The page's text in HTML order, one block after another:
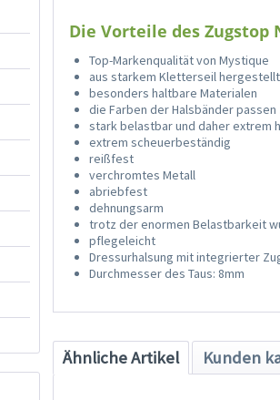
Die Vorteile des
Top-Markenqualität von Mystique
aus starkem Kletterseil hergestellt
besonders haltbare Materialen
die Farben der Halsbänder
stark belastbar und daher extrem
extrem scheuerbeständig
reißfest
verchromtes Metall
abriebfest
dehnungsarm
trotz der enormen Belastbarkeit
pflegeleicht
Dressurhalsung mit integrierter
Durchmesser des Taus: 8mm
Ähnliche Artikel Kunden